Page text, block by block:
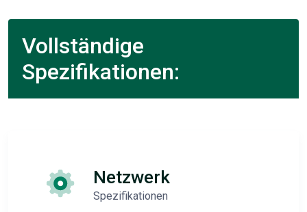
Vollständige
Spezifikationen:
Netzwerk
Spezifikationen